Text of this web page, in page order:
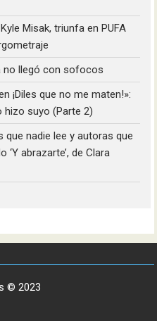
Misak, triunfa en PUFA
no llegó con sofocos
¡Diles que no me maten!»:
hizo suyo (Parte 2)
que nadie lee y autoras que
‘Y abrazarte’, de Clara
© 2023